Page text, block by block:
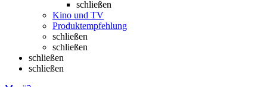
schließen
Kino und TV
Produktempfehlung
schließen
schließen
schließen
schließen